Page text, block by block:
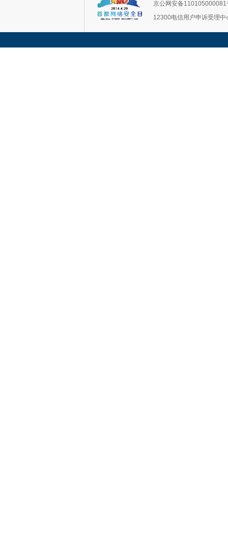
京公网安备110105000081
12300电信用户申诉受理中